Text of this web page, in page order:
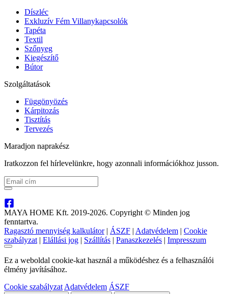
Díszléc
Exkluzív Fém Villanykapcsolók
Tapéta
Textil
Szőnyeg
Kiegészítő
Bútor
Szolgáltatások
Függönyözés
Kárpitozás
Tisztítás
Tervezés
Maradjon naprakész
Iratkozzon fel hírlevelünkre, hogy azonnali információkhoz jusson.
MAYA HOME Kft. 2019-2026. Copyright © Minden jog
fenntartva.
Ragasztó mennyiség kalkulátor | ÁSZF | Adatvédelem | Cookie
szabályzat | Elállási jog | Szállítás | Panaszkezelés | Impresszum
Ez a weboldal cookie-kat használ a működéshez és a felhasználói
élmény javításához.
Cookie szabályzat Adatvédelem ÁSZF